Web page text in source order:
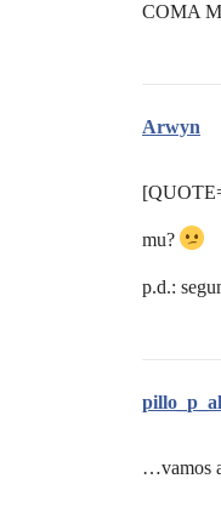
COMA
Arwyn
mu?
p.d.:
…vamos